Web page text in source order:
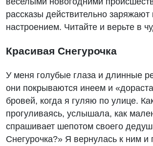
рассказы действительно
настроением. Читайте и верьте в
Красивая Снегурочка
У меня голубые глаза и длинные
они покрываются инеем и
бровей, когда я гуляю по улице.
прогуливаясь, услышала, как
спрашивает шепотом своего
Снегурочка?» Я вернулась к ним и